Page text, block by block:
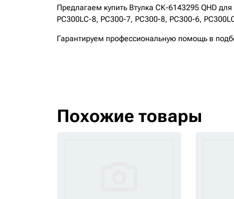
Предлагаем купить Втулка СК-6143295 QHD
PC300LC-8, PC300-7, PC300-8, PC300-6,
Гарантируем профессиональную помощь в
Похожие товары